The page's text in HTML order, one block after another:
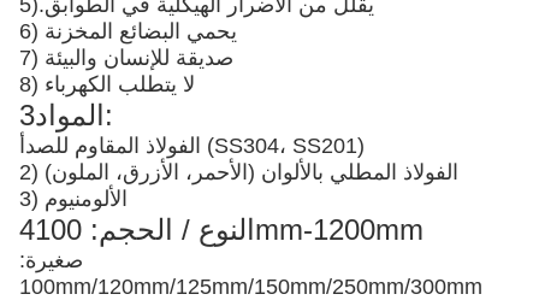
5).يقلل من الأضرار الهيكلية في الطوابق
6) يحمي البضائع المخزنة
7) صديقة للإنسان والبيئة
8) لا يتطلب الكهرباء
3المواد:
الفولاذ المقاوم للصدأ (SS304، SS201)
2) الفولاذ المطلي بالألوان (الأحمر، الأزرق، الملون)
3) الألومنيوم
4النوع / الحجم: 100mm-1200mm
صغيرة:
100mm/120mm/125mm/150mm/250mm/300mm